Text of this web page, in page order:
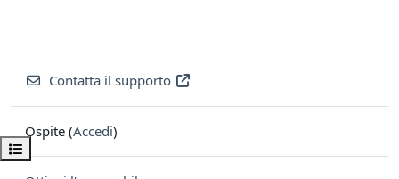
Apri indice del corso
Contatta il supporto
Ospite (Accedi)